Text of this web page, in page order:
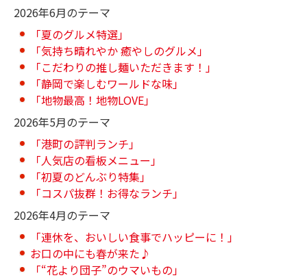
2026年6月のテーマ
「夏のグルメ特選」
「気持ち晴れやか 癒やしのグルメ」
「こだわりの推し麺いただきます！」
「静岡で楽しむワールドな味」
「地物最高！地物LOVE」
2026年5月のテーマ
「港町の評判ランチ」
「人気店の看板メニュー」
「初夏のどんぶり特集」
「コスパ抜群！お得なランチ」
2026年4月のテーマ
「連休を、おいしい食事でハッピーに！」
お口の中にも春が来た♪
「“花より団子”のウマいもの」